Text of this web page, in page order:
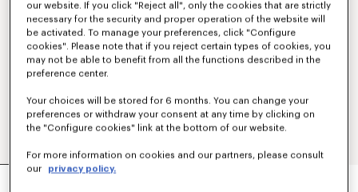
JEAN BOTAN AMPLE EN DENIM JAPONAIS
our website. If you click "Reject all", only the cookies that are strictly
necessary for the security and proper operation of the website will
be activated. To manage your preferences, click "Configure
cookies". Please note that if you reject certain types of cookies, you
may not be able to benefit from all the functions described in the
preference center.
Your choices will be stored for 6 months. You can change your
preferences or withdraw your consent at any time by clicking on
the "Configure cookies" link at the bottom of our website.
For more information on cookies and our partners, please consult
our
privacy policy.